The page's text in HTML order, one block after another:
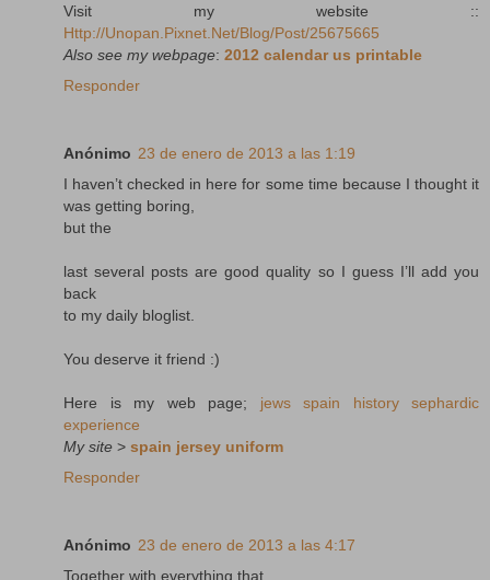
Visit my website ::
Http://Unopan.Pixnet.Net/Blog/Post/25675665
Also see my webpage: 2012 calendar us printable
Responder
Anónimo 23 de enero de 2013 a las 1:19
I haven’t checked in here for some time because I thought it
was getting boring,
but the
last several posts are good quality so I guess I’ll add you
back
to my daily bloglist.
You deserve it friend :)
Here is my web page; jews spain history sephardic
experience
My site > spain jersey uniform
Responder
Anónimo 23 de enero de 2013 a las 4:17
Together with everything that